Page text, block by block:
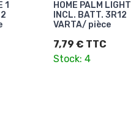
1
HOME PALM LIGHT
INCL. BATT. 3R12
VARTA/ pièce
7,79 € TTC
Stock: 4